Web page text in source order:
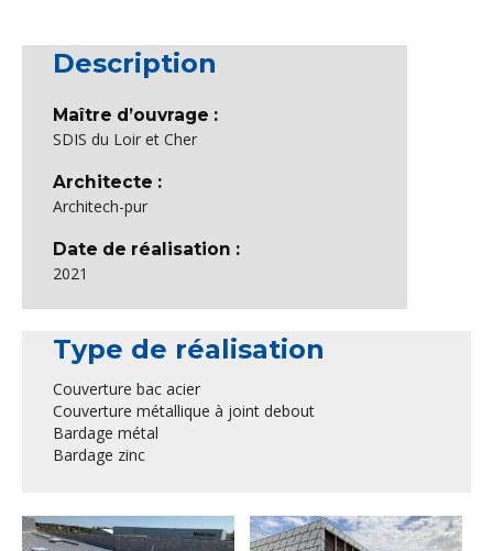
Description
Maître d’ouvrage :
SDIS du Loir et Cher
Architecte :
Architech-pur
Date de réalisation :
2021
Type de réalisation
Couverture bac acier
Couverture métallique à joint debout
Bardage métal
Bardage zinc